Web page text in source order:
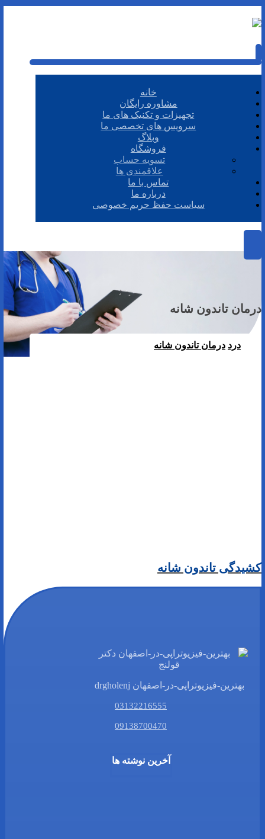
خانه
مشاوره رایگان
تجهیزات و تکنیک های ما
سرویس های تخصصی ما
وبلاگ
فروشگاه
تسویه حساب
علاقمندی ها
تماس با ما
درباره ما
سیاست حفظ حریم خصوصی
درمان تاندون شانه
درد درمان تاندون شانه
کشیدگی تاندون شانه
بهترین-فیزیوتراپی-در-اصفهان drgholenj
03132216555
09138700470
آخرین نوشته ها